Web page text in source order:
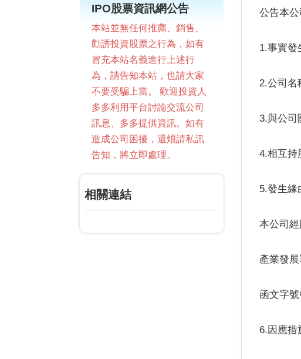
IPO股票資訊網公告
本站並無任何推薦、銷售、
勸誘投資股票之行為，如有
冒充本站名義進行上述行
為，請告知本站，也請大家
不要受騙上當。 歡迎投資人
多多利用平台討論交流公司
訊息、多多提供資訊。如有
造成公司困擾，還煩請私訊
告知，將立即處理。
相關連結
公告本
1.事實發
2.公司名
3.與公司
4.相互持
5.發生緣
本公司
產業發
函文字號
6.因應措